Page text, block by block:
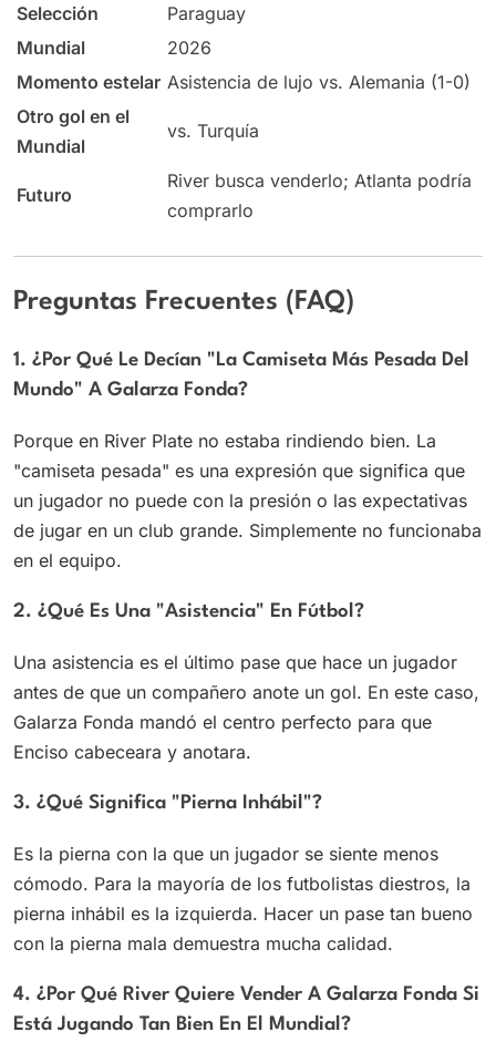
Selección
Paraguay
Mundial
2026
Momento estelar Asistencia de lujo vs. Alemania (1-0)
Otro gol en el
Mundial
vs. Turquía
Futuro
River busca venderlo; Atlanta podría
comprarlo
Preguntas Frecuentes (FAQ)
1. ¿Por Qué Le Decían "la Camiseta Más Pesada Del
Mundo" A Galarza Fonda?
Porque en River Plate no estaba rindiendo bien. La
"camiseta pesada" es una expresión que significa que
un jugador no puede con la presión o las expectativas
de jugar en un club grande. Simplemente no funcionaba
en el equipo.
2. ¿Qué Es Una "asistencia" En Fútbol?
Una asistencia es el último pase que hace un jugador
antes de que un compañero anote un gol. En este caso,
Galarza Fonda mandó el centro perfecto para que
Enciso cabeceara y anotara.
3. ¿Qué Significa "pierna Inhábil"?
Es la pierna con la que un jugador se siente menos
cómodo. Para la mayoría de los futbolistas diestros, la
pierna inhábil es la izquierda. Hacer un pase tan bueno
con la pierna mala demuestra mucha calidad.
4. ¿Por Qué River Quiere Vender A Galarza Fonda Si
Está Jugando Tan Bien En El Mundial?